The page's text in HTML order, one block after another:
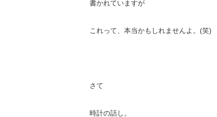
書かれていますが
これって、本当かもしれませんよ。(笑)
さて
時計の話し。